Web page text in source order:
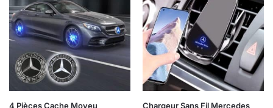
4 Pièces Cache Moyeu
Chargeur Sans Fil Mercedes